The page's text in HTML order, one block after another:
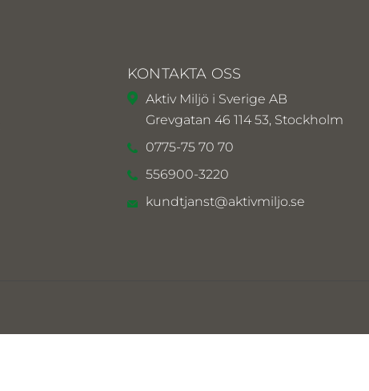
KONTAKTA OSS
Aktiv Miljö i Sverige AB
Grevgatan 46 114 53, Stockholm
0775-75 70 70
556900-3220
kundtjanst@aktivmiljo.se